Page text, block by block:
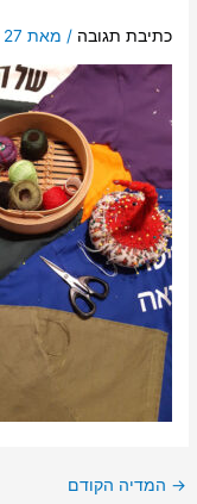
כתיבת תגובה / מאת 27 ביולי 2023
→ המדיה הקודם